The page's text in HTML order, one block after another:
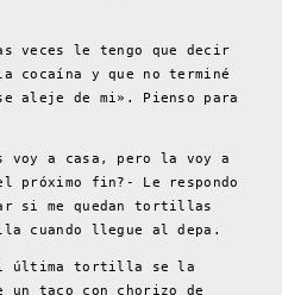
veces le tengo que decir
cocaína y que no terminé
aleje de mi». Pienso para
voy a casa, pero la voy a
próximo fin?- Le respondo
si me quedan tortillas
cuando llegue al depa.
mi última tortilla se la
un taco con chorizo de